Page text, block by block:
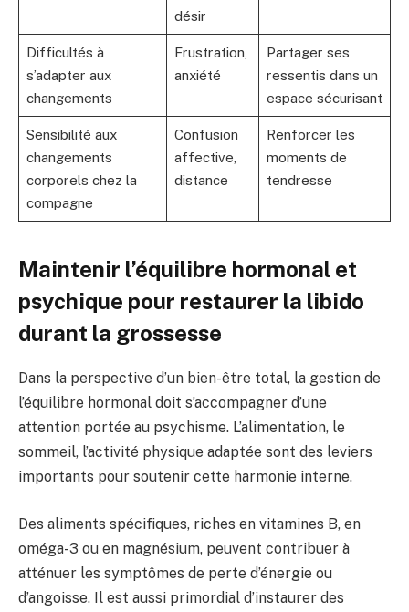
désir
Difficultés à
s’adapter aux
changements
Frustration,
anxiété
Partager ses
ressentis dans un
espace sécurisant
Sensibilité aux
changements
corporels chez la
compagne
Confusion
affective,
distance
Renforcer les
moments de
tendresse
Maintenir l’équilibre hormonal et
psychique pour restaurer la libido
durant la grossesse
Dans la perspective d’un bien-être total, la gestion de
l’équilibre hormonal doit s’accompagner d’une
attention portée au psychisme. L’alimentation, le
sommeil, l’activité physique adaptée sont des leviers
importants pour soutenir cette harmonie interne.
Des aliments spécifiques, riches en vitamines B, en
oméga-3 ou en magnésium, peuvent contribuer à
atténuer les symptômes de perte d’énergie ou
d’angoisse. Il est aussi primordial d’instaurer des